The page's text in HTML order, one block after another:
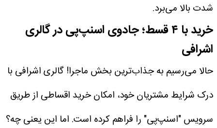
شدت بالا می‌برد.
خرید با ۴ قسط؛ جادوی اسنپ‌پی در گالری
اشرافی
حالا می‌رسیم به جذاب‌ترین بخش ماجرا! گالری اشرافی با
درک شرایط مشتریان خود، امکان خرید اقساطی از طریق
سرویس "اسنپ‌پی" را فراهم کرده است. اما این یعنی چه؟